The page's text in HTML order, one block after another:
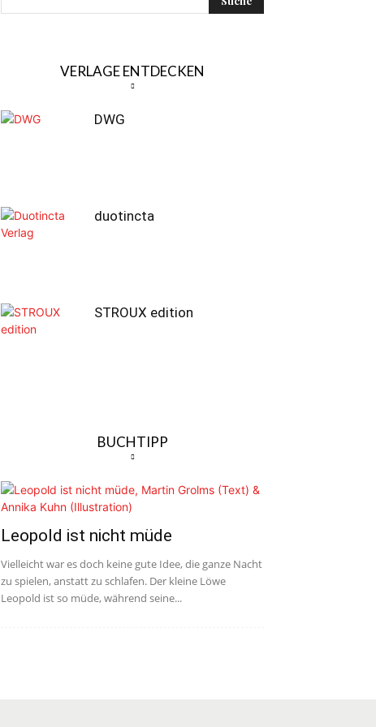
VERLAGE ENTDECKEN
DWG
duotincta
STROUX edition
BUCHTIPP
Leopold ist nicht müde
Vielleicht war es doch keine gute Idee, die ganze Nacht
zu spielen, anstatt zu schlafen. Der kleine Löwe
Leopold ist so müde, während seine...